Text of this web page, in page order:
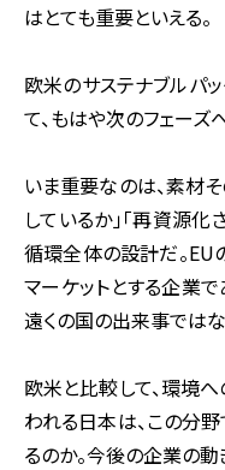
はとても重要といえる。
欧米のサステナブルパ
て、もはや次のフェーズ
いま重要なのは、素材そ
しているか」「再資源化
循環全体の設計だ。EU
マーケットとする企業
遠くの国の出来事ではな
欧米と比較して、環境
われる日本は、この分
るのか。今後の企業の動